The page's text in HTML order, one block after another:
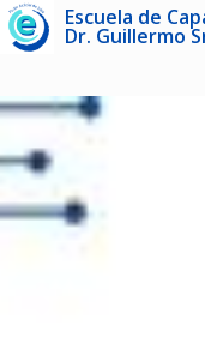
Escuela de
Dr. Guillermo